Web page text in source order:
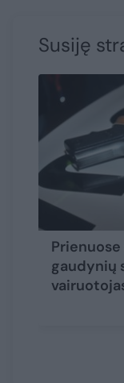
Susiję
gaudynių